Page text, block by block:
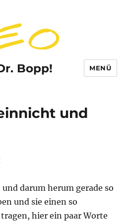
Bopp! MENÜ
und
darum herum gerade so
und sie einen so
hier ein paar Worte